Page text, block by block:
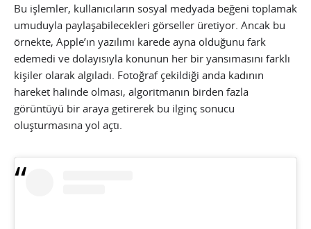
Bu işlemler, kullanıcıların sosyal medyada beğeni toplamak
umuduyla paylaşabilecekleri görseller üretiyor. Ancak bu
örnekte, Apple’ın yazılımı karede ayna olduğunu fark
edemedi ve dolayısıyla konunun her bir yansımasını farklı
kişiler olarak algıladı. Fotoğraf çekildiği anda kadının
hareket halinde olması, algoritmanın birden fazla
görüntüyü bir araya getirerek bu ilginç sonucu
oluşturmasına yol açtı.